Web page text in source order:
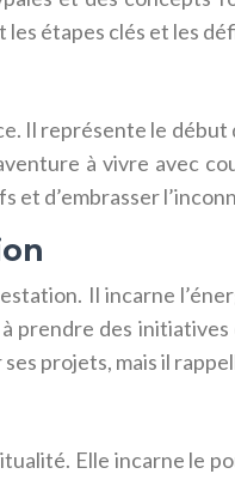
les étapes clés et les
Il représente le
à vivre avec
et d’embrasser
Il incarne
des
projets, mais il
Elle incarne